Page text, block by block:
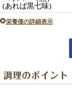
(あれば黒七味)
栄養価の詳細表示